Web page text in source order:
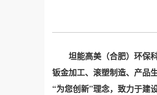
坦能高美（合肥）环保
钣金加工、滚塑制造、产品
“为您创新”理念，致力于建